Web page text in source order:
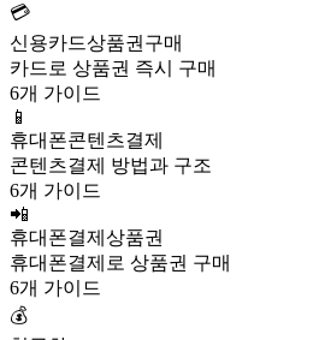
💳
신용카드상품권구매
카드로 상품권 즉시 구매
6개 가이드
📱
휴대폰콘텐츠결제
콘텐츠결제 방법과 구조
6개 가이드
📲
휴대폰결제상품권
휴대폰결제로 상품권 구매
6개 가이드
💰